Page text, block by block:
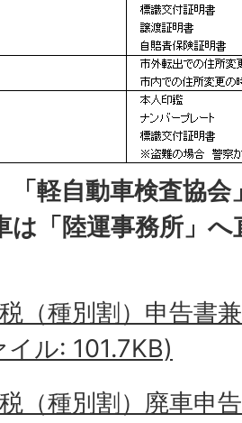
「軽自動車検査協会
は「陸運事務所」
（種別割）申告書
イル: 101.7KB)
（種別割）廃車申